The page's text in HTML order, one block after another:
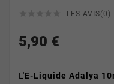
LES AVIS(0)
5,90 €
L'E-Liquide Adalya